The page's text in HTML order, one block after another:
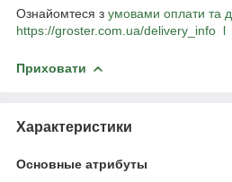
Ознайомтеся з умовами оплати та
https://groster.com.ua/delivery_info l
Приховати
Характеристики
Основные атрибуты